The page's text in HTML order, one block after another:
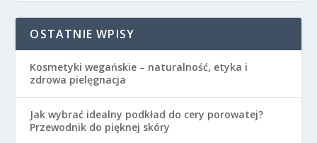
OSTATNIE WPISY
Kosmetyki wegańskie – naturalność, etyka i
zdrowa pielęgnacja
Jak wybrać idealny podkład do cery porowatej?
Przewodnik do pięknej skóry